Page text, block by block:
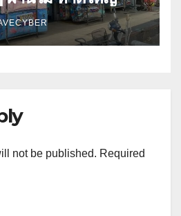
not be published. Required